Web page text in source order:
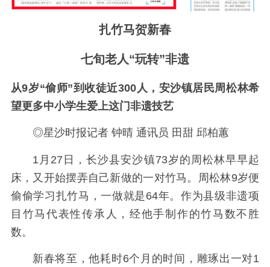
扎竹马贺新春
七旬老人“玩转”非遗
从9岁“偷师”到收徒近300人，安沙镇居民周松林希
望更多中小学生爱上这门非遗技艺
◎星沙时报记者 钟晴 通讯员 田甜 邱柏蕙
1月27日，长沙县安沙镇73岁的周松林早早起
床，又开始摆弄自己新做的一对竹马。周松林9岁便
偷偷学习扎竹马，一做就是64年。作为县级非遗项
目竹马代表性传承人，经他手制作的竹马数不胜
数。
新春将至，他耗时6个月的时间，雕琢出一对1